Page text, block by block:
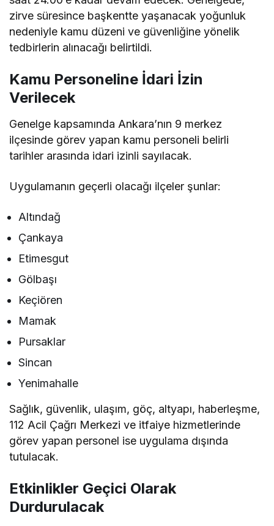
zirve süresince başkentte yaşanacak yoğunluk
nedeniyle kamu düzeni ve güvenliğine yönelik
tedbirlerin alınacağı belirtildi.
Kamu Personeline İdari İzin
Verilecek
Genelge kapsamında Ankara’nın 9 merkez
ilçesinde görev yapan kamu personeli belirli
tarihler arasında idari izinli sayılacak.
Uygulamanın geçerli olacağı ilçeler şunlar:
Altındağ
Çankaya
Etimesgut
Gölbaşı
Keçiören
Mamak
Pursaklar
Sincan
Yenimahalle
Sağlık, güvenlik, ulaşım, göç, altyapı, haberleşme,
112 Acil Çağrı Merkezi ve itfaiye hizmetlerinde
görev yapan personel ise uygulama dışında
tutulacak.
Etkinlikler Geçici Olarak
Durdurulacak